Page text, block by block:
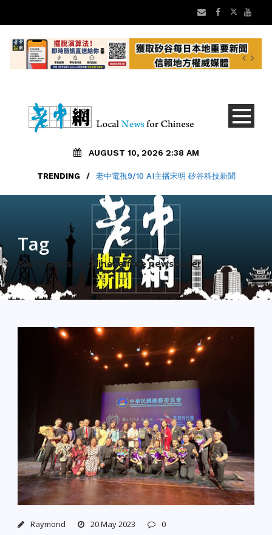
AUGUST 10, 2026 2:38 AM
TRENDING / 老中電視9/10 AI主播宋明 矽谷科技新聞
Tag
San Francisco Chinese free newspaper
Raymond 20 May 2023 0